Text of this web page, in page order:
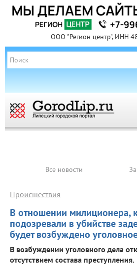
ООО "Регион центр", ИНН
Все новости
В отношении милиционера,
подозревали в убийстве
будет возбуждено
Происшествия
В возбуждении уголовного дела
отсутствием состава преступления.